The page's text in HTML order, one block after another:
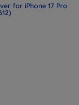
for iPhone 17 Pro